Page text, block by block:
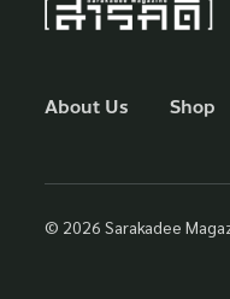
About Us Shop
© 2026 Sarakadee